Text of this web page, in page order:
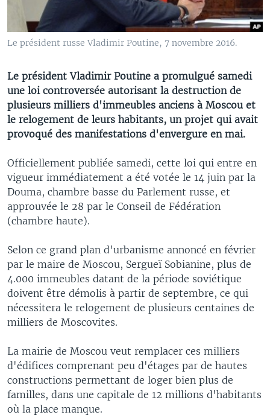
Le président russe Vladimir Poutine, 7 novembre 2016.
Le président Vladimir Poutine a promulgué samedi
une loi controversée autorisant la destruction de
plusieurs milliers d'immeubles anciens à Moscou et
le relogement de leurs habitants, un projet qui avait
provoqué des manifestations d'envergure en mai.
Officiellement publiée samedi, cette loi qui entre en
vigueur immédiatement a été votée le 14 juin par la
Douma, chambre basse du Parlement russe, et
approuvée le 28 par le Conseil de Fédération
(chambre haute).
Selon ce grand plan d'urbanisme annoncé en février
par le maire de Moscou, Sergueï Sobianine, plus de
4.000 immeubles datant de la période soviétique
doivent être démolis à partir de septembre, ce qui
nécessitera le relogement de plusieurs centaines de
milliers de Moscovites.
La mairie de Moscou veut remplacer ces milliers
d'édifices comprenant peu d'étages par de hautes
constructions permettant de loger bien plus de
familles, dans une capitale de 12 millions d'habitants
où la place manque.